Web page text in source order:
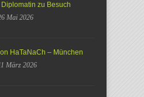
Diplomatin zu Besuch
Mai 2026
HaTaNaCh – München
März 2026